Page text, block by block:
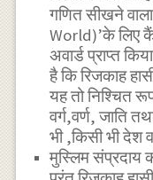
गणित सीखने
World)’के लिए
अवार्ड प्राप्त
है कि रिजकाह
यह तो निश्चित
वर्ग,वर्ण, जाति
भी ,किसी भी देश
मुस्लिम संप्रदाय